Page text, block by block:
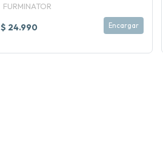
FURMINATOR
$ 24.990 Encargar